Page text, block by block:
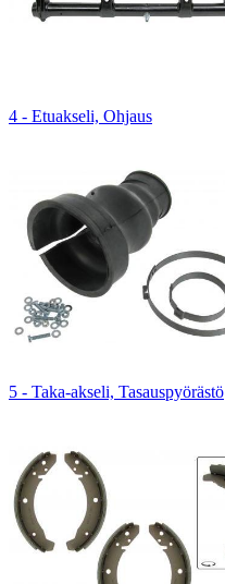
4 - Etuakseli, Ohjaus
5 - Taka-akseli, Tasauspyörästö